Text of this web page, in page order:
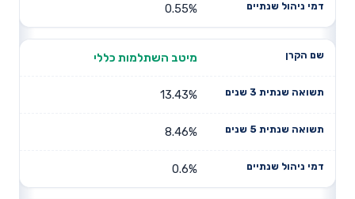
0.55%
מיטב השתלמות כללי
13.43%
8.46%
0.6%